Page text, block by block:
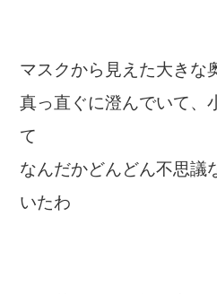
マスクから見えた大きな
真っ直ぐに澄んでいて、
て
なんだかどんどん不思議
いたわ